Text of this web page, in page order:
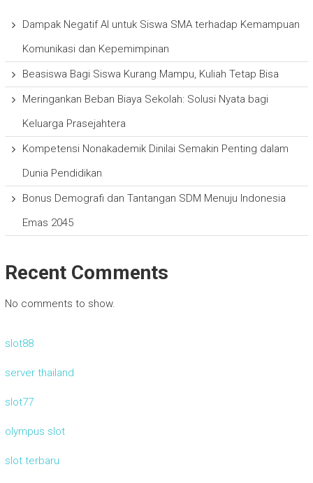
Dampak Negatif AI untuk Siswa SMA terhadap Kemampuan
Komunikasi dan Kepemimpinan
Beasiswa Bagi Siswa Kurang Mampu, Kuliah Tetap Bisa
Meringankan Beban Biaya Sekolah: Solusi Nyata bagi
Keluarga Prasejahtera
Kompetensi Nonakademik Dinilai Semakin Penting dalam
Dunia Pendidikan
Bonus Demografi dan Tantangan SDM Menuju Indonesia
Emas 2045
Recent Comments
No comments to show.
slot88
server thailand
slot77
olympus slot
slot terbaru